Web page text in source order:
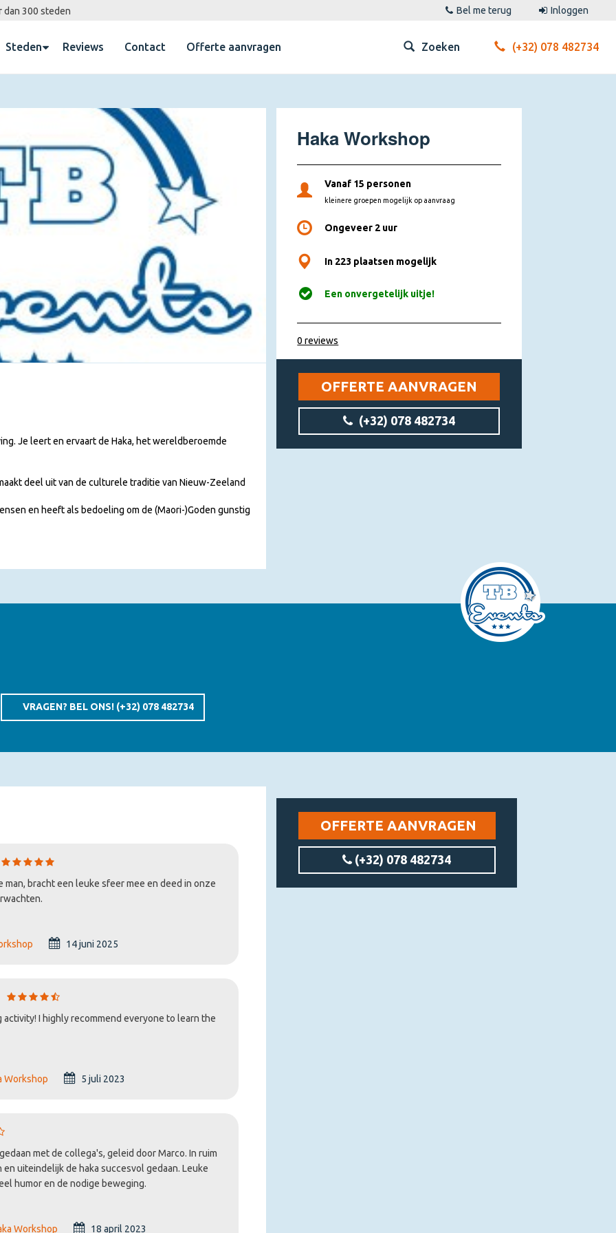
dan 300 steden Bel me terug Inloggen
Steden Reviews Contact Offerte aanvragen Zoeken (+32) 078 482734
Je leert en ervaart de Haka, het wereldberoemde
deel uit van de culturele traditie van Nieuw-Zeeland
en heeft als bedoeling om de (Maori-)Goden gunstig
en raken bekend met de machtige Maori-dans.
minuten.
(Haka)energie!
Haka Workshop
Vanaf 15 personen
kleinere groepen mogelijk op aanvraag
Ongeveer 2 uur
In 223 plaatsen mogelijk
Een onvergetelijk uitje!
0 reviews
OFFERTE AANVRAGEN
(+32) 078 482734
VRAGEN? BEL ONS! (+32) 078 482734
man, bracht een leuke sfeer mee en deed in onze
14 juni 2025
activity! I highly recommend everyone to learn the
Workshop 5 juli 2023
met de collega's, geleid door Marco. In ruim
uiteindelijk de haka succesvol gedaan. Leuke
humor en de nodige beweging.
Workshop 18 april 2023
OFFERTE AANVRAGEN
(+32) 078 482734